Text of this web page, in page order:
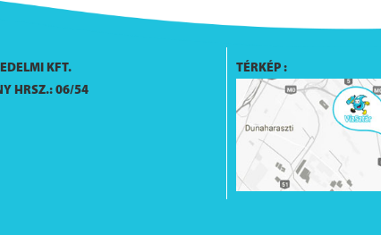
KFT.
HRSZ.: 06/54
TÉRKÉP :